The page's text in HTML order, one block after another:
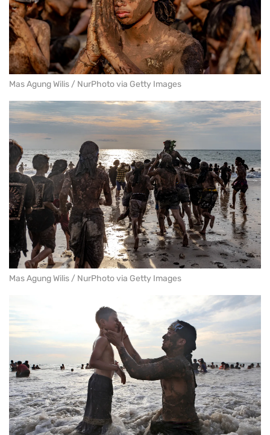
Mas Agung Wilis / NurPhoto via Getty Images
Mas Agung Wilis / NurPhoto via Getty Images